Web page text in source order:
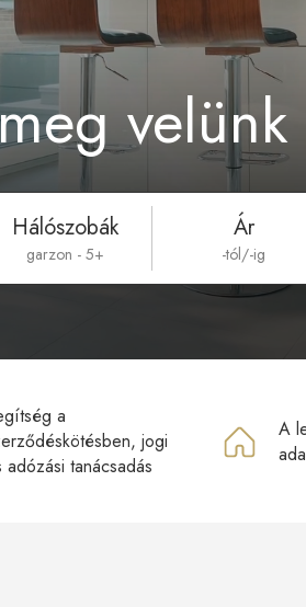
Hálószobák
garzon - 5+
Ár
-tól/-ig
a
jogi
adózási tanácsadás
A